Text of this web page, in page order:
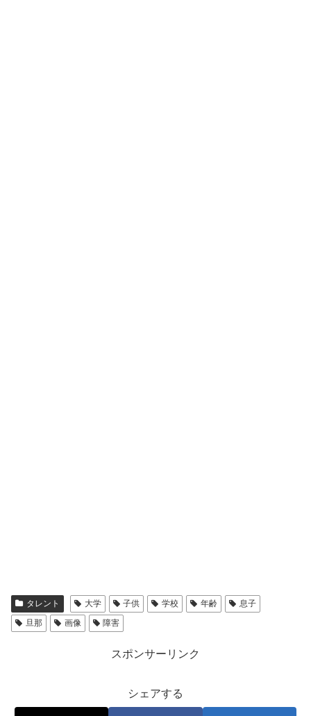
タレント 大学 子供 学校 年齢
息子
旦那
画像 障害
スポンサーリンク
シェアする